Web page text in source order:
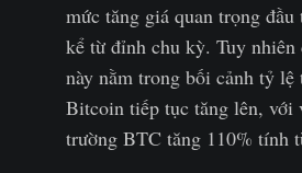
mức tăng giá quan trọng
kể từ đỉnh chu kỳ. Tuy
này nằm trong bối cảnh tỷ lệ
Bitcoin tiếp tục tăng lên, với
trường BTC tăng 110% tính